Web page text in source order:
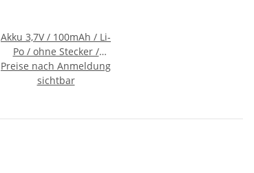
Akku 3,7V / 100mAh / Li-
Po / ohne Stecker /
Amewi Firestorm, X12
Anki Overdrive x52
Preise nach Anmeldung
sichtbar